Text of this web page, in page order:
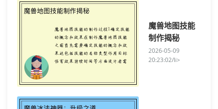
魔兽地图技能
制作揭秘
2026-05-09
20:23:02/li>